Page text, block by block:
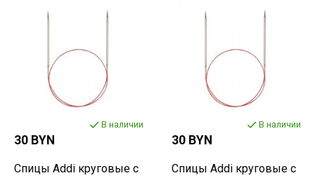
В наличии
30 BYN
Спицы Addi круговые с
В наличии
30 BYN
Спицы Addi круговые с